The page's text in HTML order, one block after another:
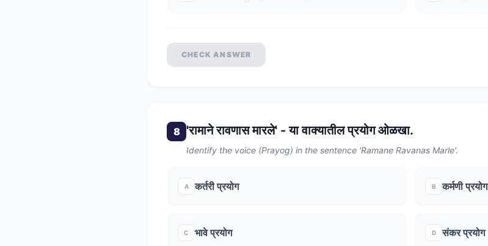
CHECK ANSWER
8 'रामाने रावणास मारले' - या वाक्यातील प्रयोग ओळखा.
Identify the voice (Prayog) in the sentence 'Ramane Ravanas Marle'.
A कर्तरी प्रयोग B कर्मणी प्रयोग
C भावे प्रयोग D संकर प्रयोग